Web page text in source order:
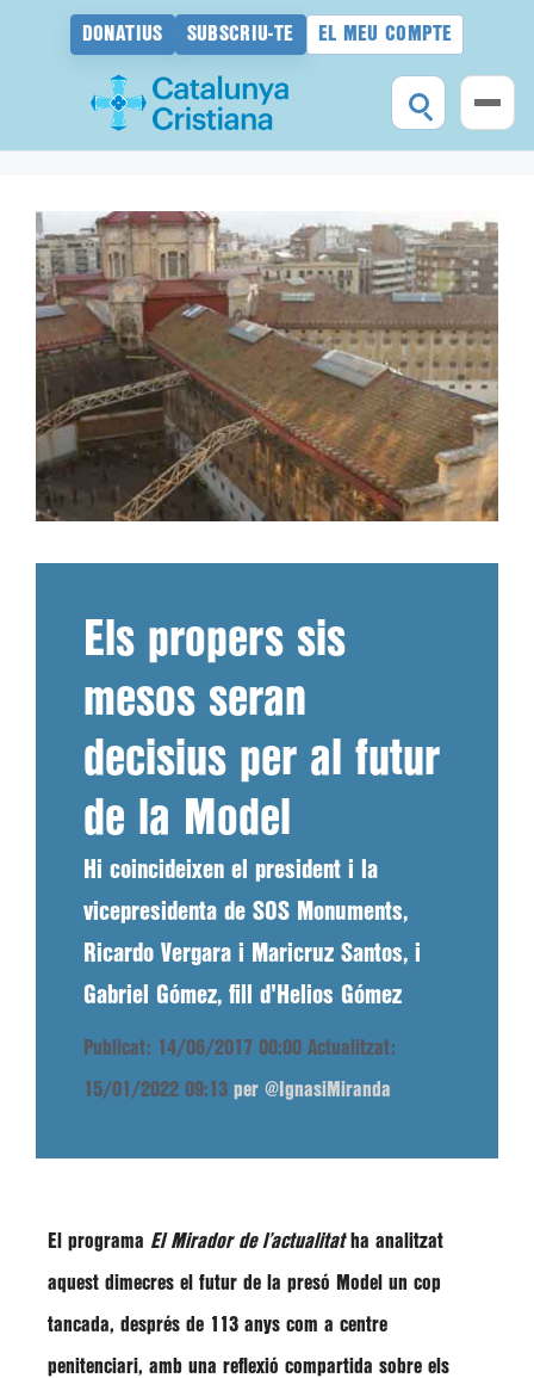
DONATIUS SUBSCRIU-TE EL MEU COMPTE
contingut
Els propers sis
mesos seran
decisius per al futur
de la Model
Hi coincideixen el president i la
vicepresidenta de SOS Monuments,
Ricardo Vergara i Maricruz Santos, i
Gabriel Gómez, fill d'Helios Gómez
Publicat: 14/06/2017 00:00 Actualitzat:
15/01/2022 09:13 per @IgnasiMiranda
El programa El Mirador de l’actualitatha analitzat
aquest dimecres el futur de la presó Model un cop
tancada, després de 113 anys com a centre
penitenciari, amb una reflexió compartida sobre els